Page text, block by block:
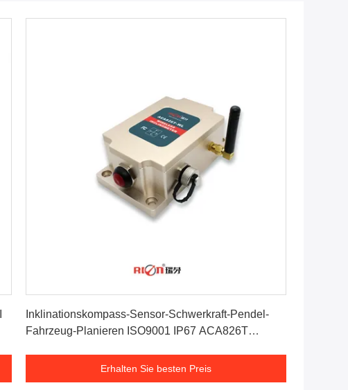
Inklinationskompass-Sensor-Schwerkraft-Pendel-
Fahrzeug-Planieren ISO9001 IP67 ACA826T
Erhalten Sie besten Preis